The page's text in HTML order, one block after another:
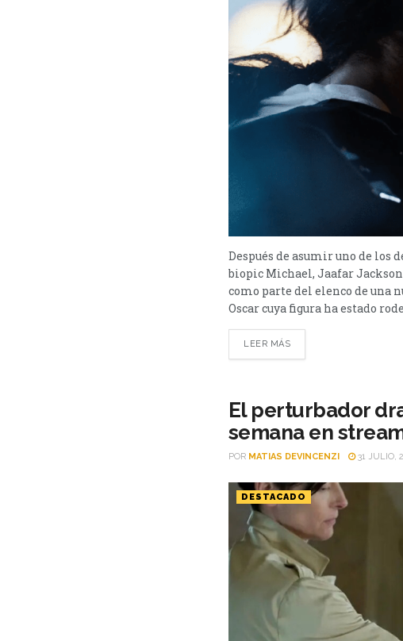
Después de asumir uno de los
biopic Michael, Jaafar
como parte del elenco de una
Oscar cuya figura ha estado
LEER MÁS
El perturbador
semana en
POR MATIAS DEVINCENZI 31 JULIO,
DESTACADO